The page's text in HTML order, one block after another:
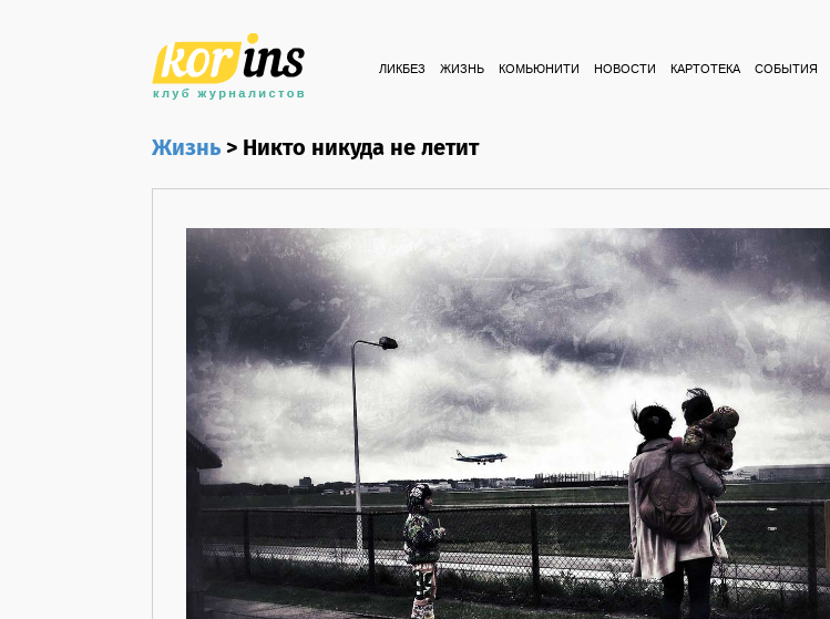
ЛИКБЕЗ ЖИЗНЬ КОМЬЮНИТИ НОВОСТИ КАРТОТЕКА СОБЫТИЯ
Жизнь>Никто никуда не летит